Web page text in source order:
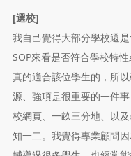
[選校]
我自己覺得大部分學校還
SOP來看是否符合學校特
真的適合該位學生的，所
源、強項是很重要的一件
校網頁、一畝三分地、以
知一二。我覺得專業顧問因